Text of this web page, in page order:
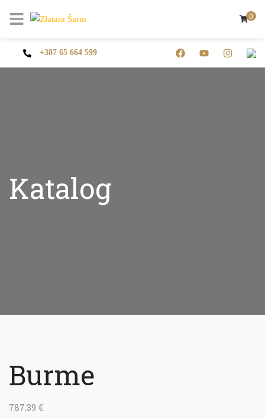
+387 65 664 599
Katalog
0
Burme
787.39 €